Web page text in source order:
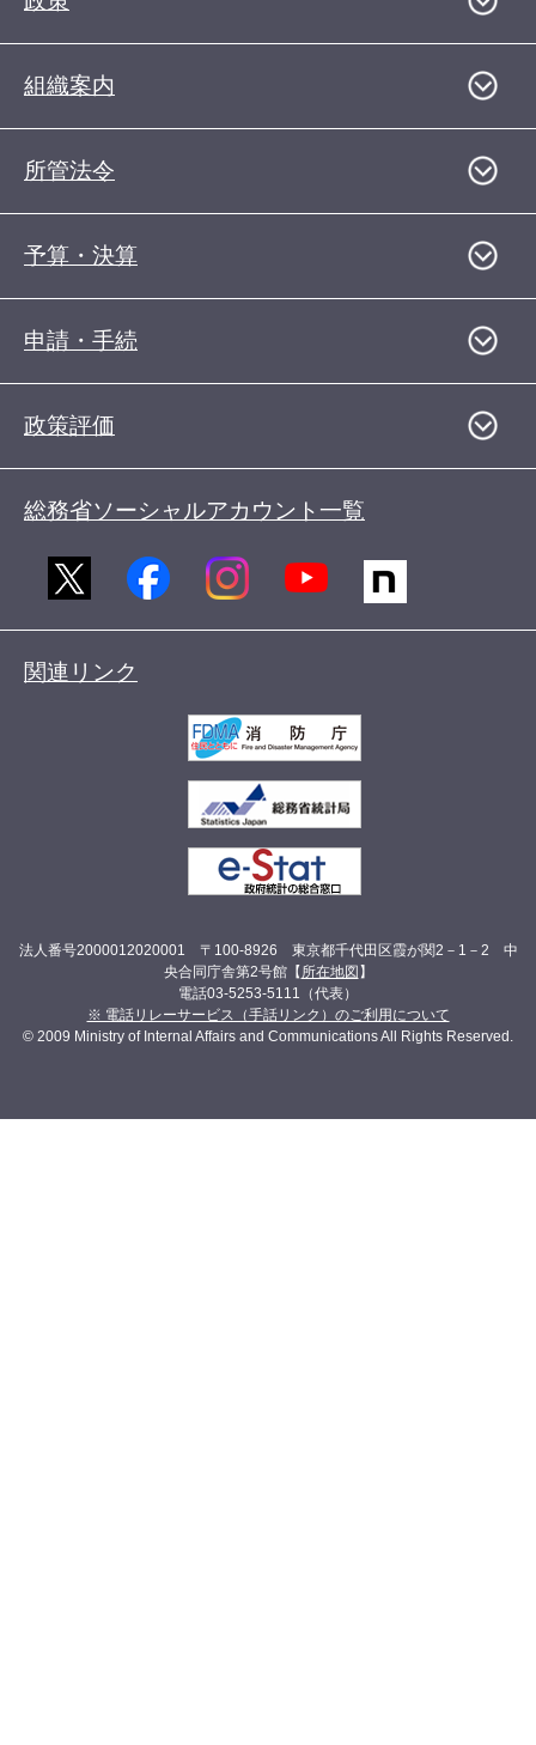
組織案内
所管法令
予算・決算
申請・手続
政策評価
総務省ソーシャルアカウント一覧
関連リンク
法人番号2000012020001 〒100-8926 東京都千代田区霞が関2－1－2 中
央合同庁舎第2号館【 所在地図 】
電話03-5253-5111（代表）
※ 電話リレーサービス（手話リンク）のご利用について
© 2009 Ministry of Internal Affairs and Communications All Rights Reserved.